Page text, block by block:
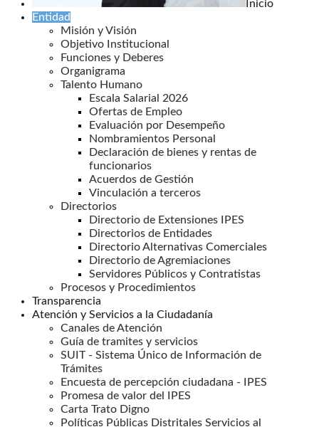
Inicio
Entidad
Misión y Visión
Objetivo Institucional
Funciones y Deberes
Organigrama
Talento Humano
Escala Salarial 2026
Ofertas de Empleo
Evaluación por Desempeño
Nombramientos Personal
Declaración de bienes y rentas de
funcionarios
Acuerdos de Gestión
Vinculación a terceros
Directorios
Directorio de Extensiones IPES
Directorios de Entidades
Directorio Alternativas Comerciales
Directorio de Agremiaciones
Servidores Públicos y Contratistas
Procesos y Procedimientos
Transparencia
Atención y Servicios a la Ciudadanía
Canales de Atención
Guía de tramites y servicios
SUIT - Sistema Único de Información de
Trámites
Encuesta de percepción ciudadana - IPES
Promesa de valor del IPES
Carta Trato Digno
Políticas Públicas Distritales Servicios al